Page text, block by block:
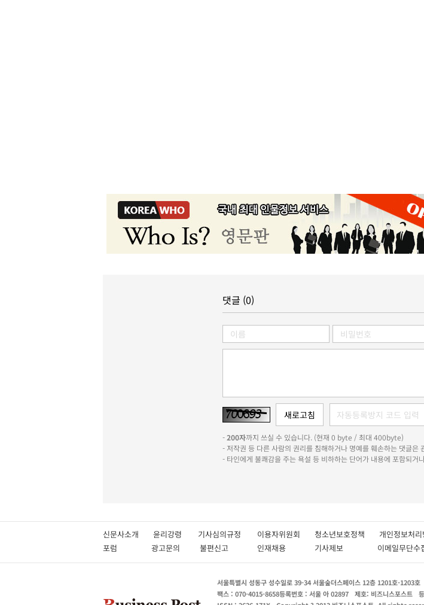
댓글 (0)
-200자까지 쓰실 수 있습니다. (현재 0 byte / 최대 400byte)
- 저작권 등 다른 사람의 권리를 침해하거나 명예를 훼손하는 댓글은
- 타인에게 불쾌감을 주는 욕설 등 비하하는 단어가 내용에 포함되거
신문사소개 윤리강령 기사심의규정 이용자위원회 청소년보호정책 개인정보
포럼
광고문의 불편신고 인재채용 기사제보 이메일무단수
서울특별시 성동구 성수일로 39-34 서울숲더스페이스 12층 1201호-1203호
팩스 : 070-4015-8658등록번호 : 서울 아 02897 제호: 비즈니스포스트